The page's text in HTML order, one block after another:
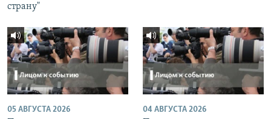
страну"
05 АВГУСТА 2026 04 АВГУСТА 2026